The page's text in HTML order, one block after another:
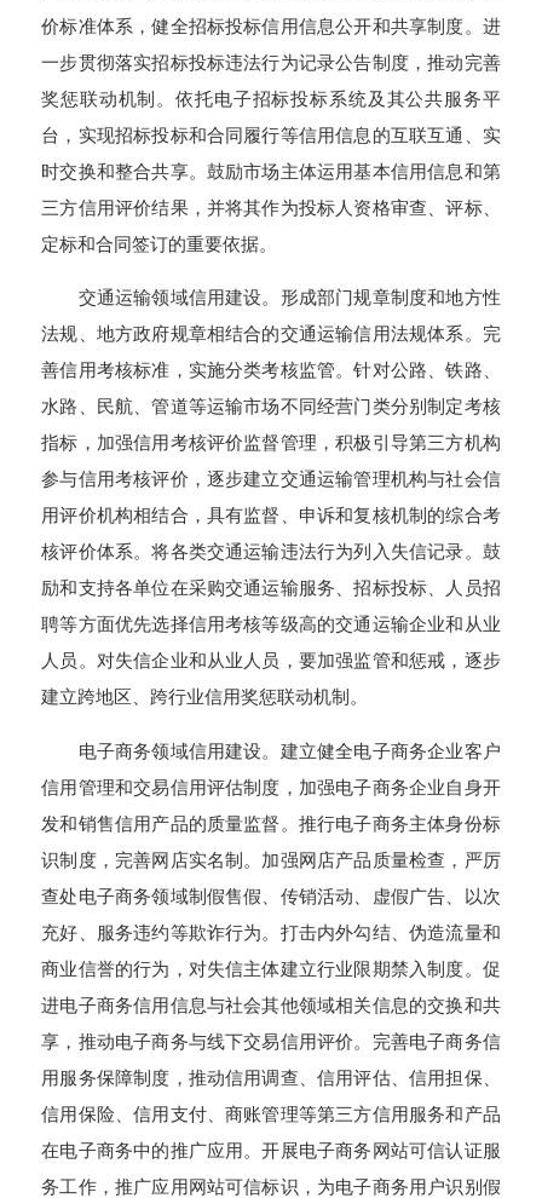
价标准体系，健全招标投标信用信息公开和共享制度。进
一步贯彻落实招标投标违法行为记录公告制度，推动完善
奖惩联动机制。依托电子招标投标系统及其公共服务平
台，实现招标投标和合同履行等信用信息的互联互通、实
时交换和整合共享。鼓励市场主体运用基本信用信息和第
三方信用评价结果，并将其作为投标人资格审查、评标、
定标和合同签订的重要依据。
交通运输领域信用建设。形成部门规章制度和地方性
法规、地方政府规章相结合的交通运输信用法规体系。完
善信用考核标准，实施分类考核监管。针对公路、铁路、
水路、民航、管道等运输市场不同经营门类分别制定考核
指标，加强信用考核评价监督管理，积极引导第三方机构
参与信用考核评价，逐步建立交通运输管理机构与社会信
用评价机构相结合，具有监督、申诉和复核机制的综合考
核评价体系。将各类交通运输违法行为列入失信记录。鼓
励和支持各单位在采购交通运输服务、招标投标、人员招
聘等方面优先选择信用考核等级高的交通运输企业和从业
人员。对失信企业和从业人员，要加强监管和惩戒，逐步
建立跨地区、跨行业信用奖惩联动机制。
电子商务领域信用建设。建立健全电子商务企业客户
信用管理和交易信用评估制度，加强电子商务企业自身开
发和销售信用产品的质量监督。推行电子商务主体身份标
识制度，完善网店实名制。加强网店产品质量检查，严厉
查处电子商务领域制假售假、传销活动、虚假广告、以次
充好、服务违约等欺诈行为。打击内外勾结、伪造流量和
商业信誉的行为，对失信主体建立行业限期禁入制度。促
进电子商务信用信息与社会其他领域相关信息的交换和共
享，推动电子商务与线下交易信用评价。完善电子商务信
用服务保障制度，推动信用调查、信用评估、信用担保、
信用保险、信用支付、商账管理等第三方信用服务和产品
在电子商务中的推广应用。开展电子商务网站可信认证服
务工作，推广应用网站可信标识，为电子商务用户识别假